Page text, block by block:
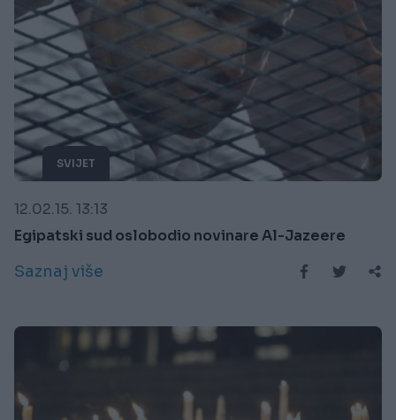
SVIJET
12.02.15. 13:13
Egipatski sud oslobodio novinare Al-Jazeere
Saznaj više